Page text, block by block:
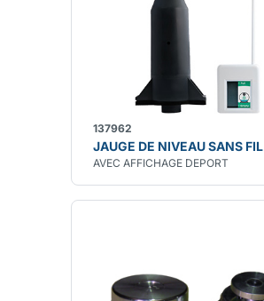
137962
JAUGE DE NIVEAU SANS FIL
AVEC AFFICHAGE DEPORT